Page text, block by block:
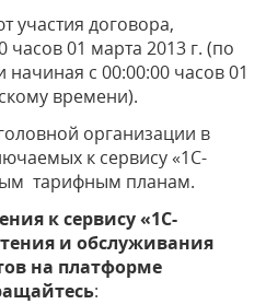
участия договора,
01 марта 2013 г. (по
с 00:00:00 часов 01
времени).
организации в
к сервису «1С-
тарифным планам.
к сервису «1С-
и обслуживания
на платформе
: